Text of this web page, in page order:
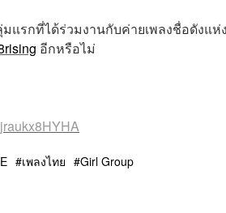
มแรกที่ได้ร่วมงานกับค่ายเพลงชื่อดังแ
อีกหรือไม่
เพลงไทย Girl Group